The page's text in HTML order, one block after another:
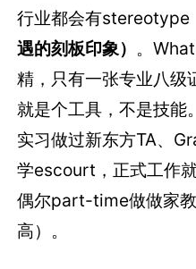
行业都会有stereotype
遇的刻板印象） 。
精，只有一张专业八级
就是个工具，不是技能。
实习做过新东方TA、
学escourt，正式工作
偶尔part-time做做家
高）。